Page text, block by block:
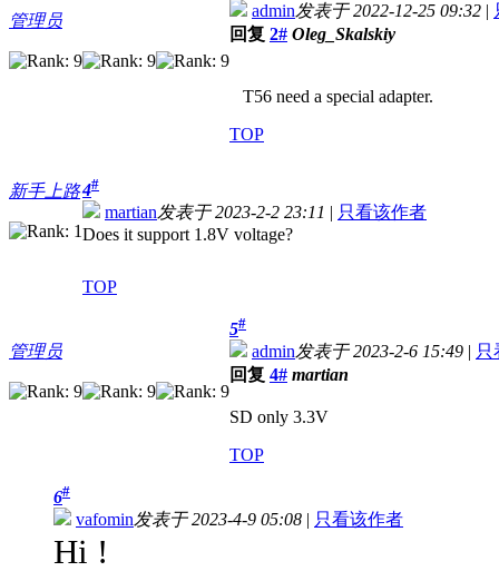
管理员
admin发表于 2022-12-25 09:32 |
回复 2# Oleg_Skalskiy
T56 need a special adapter.
TOP
新手上路4#
martian发表于 2023-2-2 23:11 | 只看该作者
Does it support 1.8V voltage?
TOP
管理员
5#
admin发表于 2023-2-6 15:49 | 只
回复 4# martian
SD only 3.3V
TOP
6#
vafomin发表于 2023-4-9 05:08 | 只看该作者
Hi !